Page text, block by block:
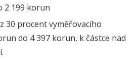
2 199 korun
30 procent vyměřovacího
do 4 397 korun, k částce nad